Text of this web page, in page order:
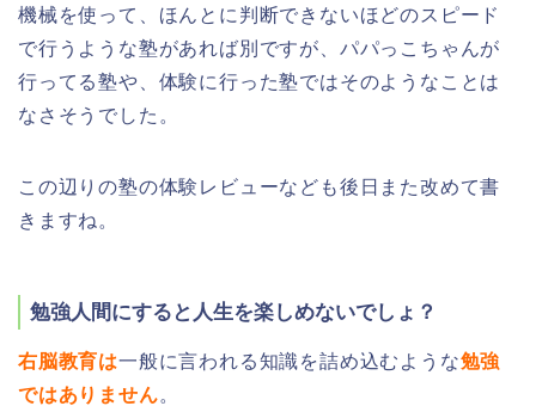
機械を使って、ほんとに判断できないほどのスピード
で行うような塾があれば別ですが、パパっこちゃんが
行ってる塾や、体験に行った塾ではそのようなことは
なさそうでした。
この辺りの塾の体験レビューなども後日また改めて書
きますね。
勉強人間にすると人生を楽しめないでしょ？
右脳教育は一般に言われる知識を詰め込むような勉強
ではありません。